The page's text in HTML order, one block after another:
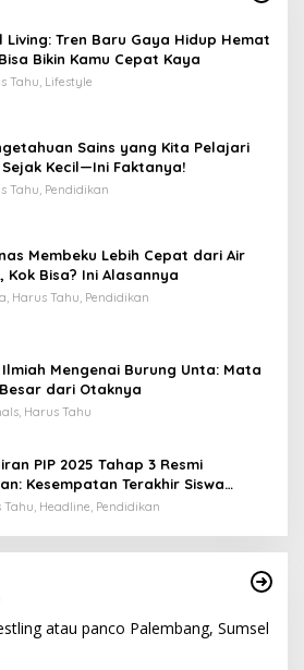
Living: Tren Baru Gaya Hidup Hemat
Bikin Kamu Cepat Kaya
Tahu, Lifestyle
Sains yang Kita Pelajari
Kecil—Ini Faktanya!
Tahu, Pendidikan
Membeku Lebih Cepat dari Air
Kok Bisa? Ini Alasannya
Harus Tahu, Pendidikan
Mengenai Burung Unta: Mata
dari Otaknya
Harus Tahu
PIP 2025 Tahap 3 Resmi
Kesempatan Terakhir Siswa
Bantuan Pendidikan hingga
Tahu, Headline, Pendidikan